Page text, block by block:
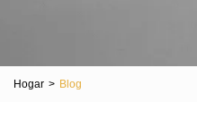
Hogar > Blog